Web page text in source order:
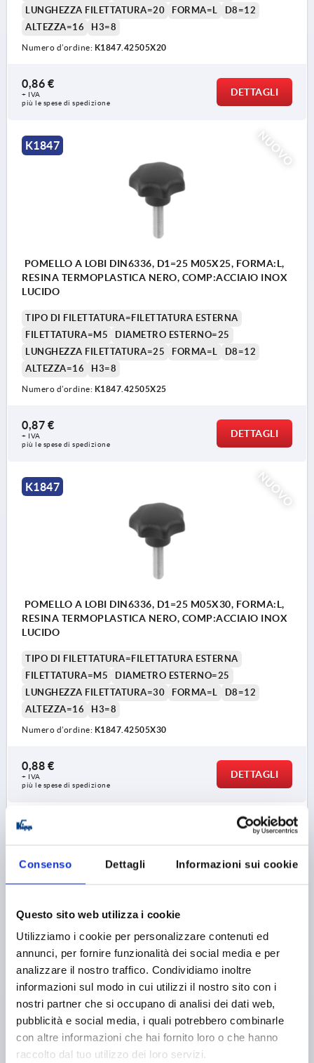
Consenso Dettagli Informazioni sui cookie
Questo sito web utilizza i cookie
Utilizziamo i cookie per personalizzare contenuti ed
annunci, per fornire funzionalità dei social media e per
analizzare il nostro traffico. Condividiamo inoltre
informazioni sul modo in cui utilizzi il nostro sito con i
nostri partner che si occupano di analisi dei dati web,
pubblicità e social media, i quali potrebbero combinarle
con altre informazioni che hai fornito loro o che hanno
raccolto dal tuo utilizzo dei loro servizi.
LUNGHEZZA FILETTATURA=20 FORMA=L
D8=12
ALTEZZA=16
H3=8
Numero d’ordine: K1847.42505X20
0,86 €
+ IVA
più le spese di spedizione
DETTAGLI
NUOVO
K1847
POMELLO A LOBI DIN6336, D1=25 M05X25, FORMA:L,
RESINA TERMOPLASTICA NERO, COMP:ACCIAIO INOX
LUCIDO
TIPO DI FILETTATURA=FILETTATURA ESTERNA
FILETTATURA=M5
DIAMETRO ESTERNO=25
LUNGHEZZA FILETTATURA=25
FORMA=L
D8=12
ALTEZZA=16
H3=8
Numero d’ordine: K1847.42505X25
0,87 €
+ IVA
più le spese di spedizione
DETTAGLI
NUOVO
K1847
POMELLO A LOBI DIN6336, D1=25 M05X30, FORMA:L,
RESINA TERMOPLASTICA NERO, COMP:ACCIAIO INOX
LUCIDO
TIPO DI FILETTATURA=FILETTATURA ESTERNA
FILETTATURA=M5
DIAMETRO ESTERNO=25
LUNGHEZZA FILETTATURA=30
FORMA=L
D8=12
ALTEZZA=16
H3=8
Numero d’ordine: K1847.42505X30
0,88 €
+ IVA
più le spese di spedizione
DETTAGLI
NUOVO
K1847
POMELLO A LOBI DIN6336, D1=25 M05X40, FORMA:L,
RESINA TERMOPLASTICA NERO, COMP:ACCIAIO INOX
LUCIDO
TIPO DI FILETTATURA=FILETTATURA ESTERNA
FILETTATURA=M5
DIAMETRO ESTERNO=25
LUNGHEZZA FILETTATURA=40
FORMA=L
D8=12
ALTEZZA=16
H3=8